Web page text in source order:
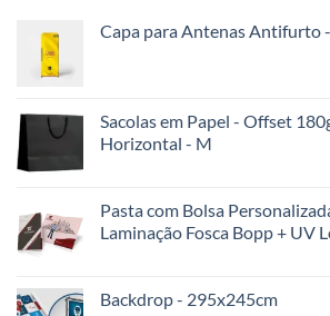
Capa para Antenas Antifurto
Sacolas em Papel - Offset
Horizontal - M
Pasta com Bolsa
Laminação Fosca Bopp + UV
Backdrop - 295x245cm